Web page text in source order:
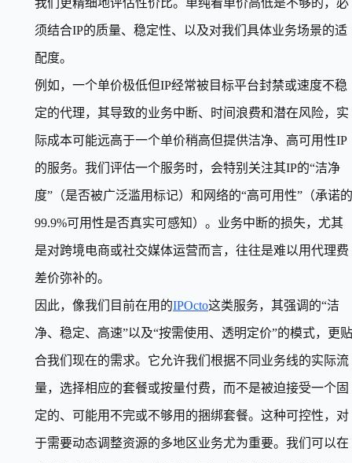
我们更精细地评估性价比。单纯看单价高低是不够的，必
须结合IP的质量、稳定性、以及对我们具体业务场景的适
配度。
例如，一个单价极低但IP经常被目标平台封禁或速度不稳
定的代理，其导致的业务中断、时间浪费和潜在风险，实
际成本可能远高于一个单价稍高但提供洁净、高可用性IP
的服务。我们评估一个服务时，会特别关注其IP的“洁净
度”（是否被广泛滥用标记）和网络的“高可用性”（承诺的
99.9%可用性是否真实可感知）。业务中断的损失，尤其
是对跨境电商或社交媒体运营而言，往往是难以用代理费
差价弥补的。
因此，像我们目前在用的IPOcto这类服务，其强调的“洁
净、稳定、高速”以及“按需使用、透明定价”的模式，更贴
合我们现在的需求。它允许我们根据不同业务线的实际流
量，选择相应的套餐或按量付费，而不是被迫接受一个固
定的、可能用不完或不够用的捆绑套餐。这种可控性，对
于需要动态调整资源的多地区业务尤为重要。我们可以在